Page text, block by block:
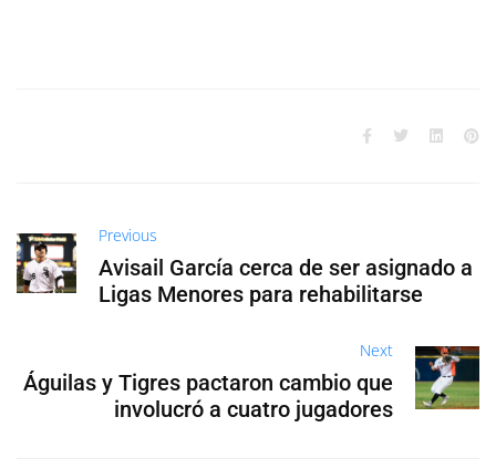
Previous
Avisail García cerca de ser asignado a
Ligas Menores para rehabilitarse
Next
Águilas y Tigres pactaron cambio que
involucró a cuatro jugadores